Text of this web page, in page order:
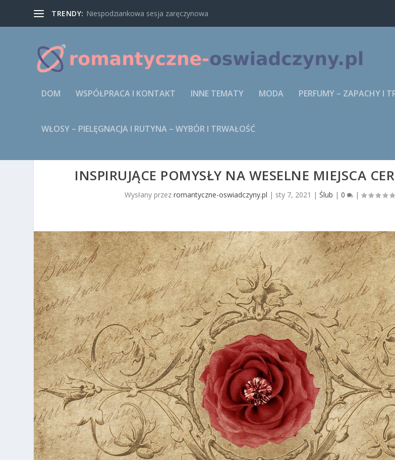
TRENDY: Niespodziankowa sesja zaręczynowa
DOM WSPÓŁPRACA I KONTAKT INNE TEMATY MODA PERFUMY – ZAPACHY I
WŁOSY – PIELĘGNACJA I RUTYNA – WYBÓR I TRWAŁOŚĆ
INSPIRUJĄCE POMYSŁY NA WESELNE MIEJSCA
Wysłany przezromantyczne-oswiadczyny.pl | sty 7, 2021 | Ślub |0 |